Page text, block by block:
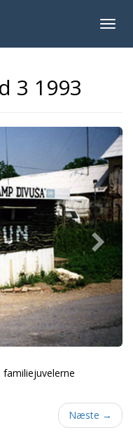
3 1993
Next
familiejuvelerne
Næste →